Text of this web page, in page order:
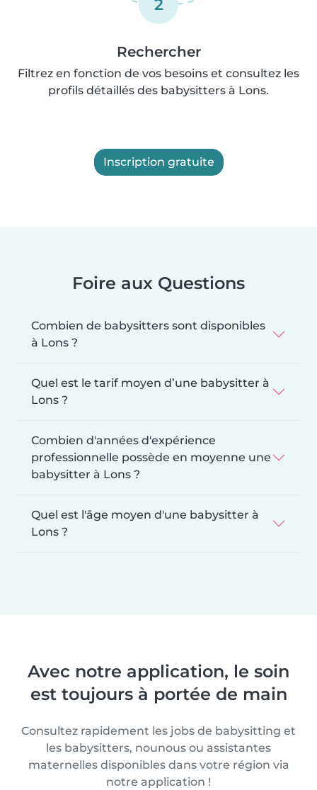
2
Rechercher
Filtrez en fonction de vos besoins et consultez les
profils détaillés des babysitters à Lons.
Inscription gratuite
Foire aux Questions
Combien de babysitters sont disponibles
à Lons ?
Quel est le tarif moyen d’une babysitter à
Lons ?
Combien d'années d'expérience
professionnelle possède en moyenne une
babysitter à Lons ?
Quel est l'âge moyen d'une babysitter à
Lons ?
Avec notre application, le soin
est toujours à portée de main
Consultez rapidement les jobs de babysitting et
les babysitters, nounous ou assistantes
maternelles disponibles dans votre région via
notre application !